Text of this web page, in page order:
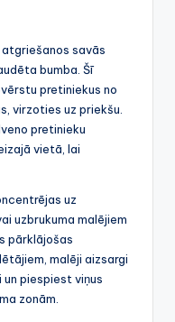
savās
bumba. Šī
pretiniekus no
virzoties uz priekšu.
pretinieku
vietā, lai
uz
uzbrukuma malējiem
pārklājošas
malēji aizsargi
piespiest viņus
zonām.